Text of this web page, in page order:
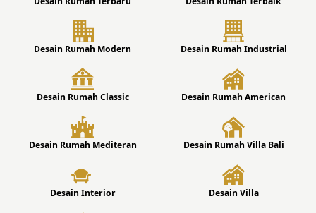
Desain Rumah Modern Desain Rumah Industrial
Desain Rumah Classic Desain Rumah American
Desain Rumah Mediteran Desain Rumah Villa Bali
Desain Interior Desain Villa